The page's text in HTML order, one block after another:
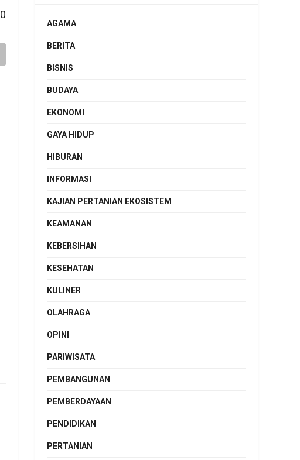
0
AGAMA
BERITA
BISNIS
BUDAYA
EKONOMI
GAYA HIDUP
HIBURAN
INFORMASI
KAJIAN PERTANIAN EKOSISTEM
KEAMANAN
KEBERSIHAN
KESEHATAN
KULINER
OLAHRAGA
OPINI
PARIWISATA
PEMBANGUNAN
PEMBERDAYAAN
PENDIDIKAN
PERTANIAN